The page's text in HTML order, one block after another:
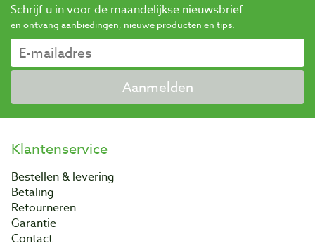
Schrijf u in voor de maandelijkse nieuwsbrief
en ontvang aanbiedingen, nieuwe producten en tips.
Aanmelden
Klantenservice
Bestellen & levering
Betaling
Retourneren
Garantie
Contact